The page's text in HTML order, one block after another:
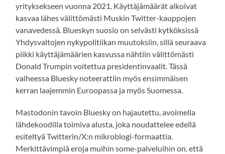
yrityksekseen vuonna 2021. Käyttäjämäärät alkoivat
kasvaa lähes välittömästi Muskin Twitter-kauppojen
vanavedessä. Blueskyn suosio on selvästi kytköksissä
Yhdysvaltojen nykypolitiikan muutoksiin, sillä seuraava
piikki käyttäjämäärien kasvussa nähtiin välittömästi
Donald Trumpin voitettua presidentinvaalit. Tässä
vaiheessa Bluesky noteerattiin myös ensimmäisen
kerran laajemmin Euroopassa ja myös Suomessa.
Mastodonin tavoin Bluesky on hajautettu, avoimella
lähdekoodilla toimiva alusta, joka noudattelee edellä
esiteltyä Twitterin/X:n mikroblogi-formaattia.
Merkittävimpiä eroja muihin some-palveluihin on, että